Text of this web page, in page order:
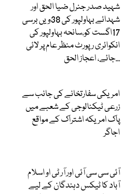
شہید صدر جنرل ضیا الحق اور
شہدائے بہاولپور کی 38ویں برسی
17اگست کو،سانحہ بہاولپور کی
انکوائری رپورٹ منظر عام پر لائی
جائے، اعجاز الحق...
امریکی سفارتخانے کی جانب سے
زرعی ٹیکنالوجی کے شعبے میں
پاک امریکہ اشتراک کے مواقع
اجاگر
آئی سی سی آئی اور آر ٹی او اسلام
آباد کا ٹیکس دہندگان کے لیے